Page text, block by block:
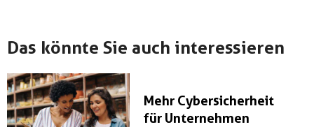
Das könnte Sie auch interessieren
Mehr Cybersicherheit
für Unternehmen